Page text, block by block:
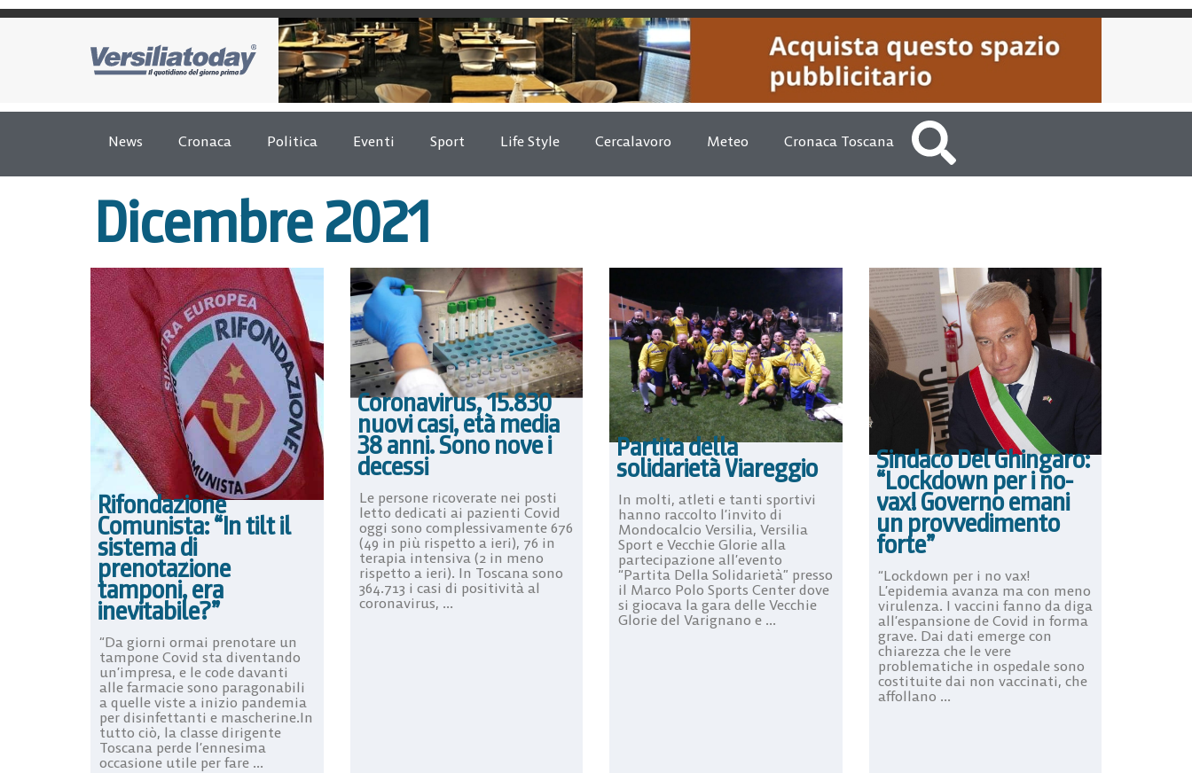
News Cronaca Politica Eventi Sport Life Style Cercalavoro Meteo Cronaca Toscana
Dicembre 2021
Rifondazione
Comunista: “In tilt il
sistema di
prenotazione
tamponi, era
inevitabile?”
“Da giorni ormai prenotare un
tampone Covid sta diventando
un’impresa, e le code davanti
alle farmacie sono paragonabili
a quelle viste a inizio pandemia
per disinfettanti e mascherine.In
tutto ciò, la classe dirigente
Toscana perde l’ennesima
occasione utile per fare ...
Coronavirus, 15.830
nuovi casi, età media
38 anni. Sono nove i
decessi
Le persone ricoverate nei posti
letto dedicati ai pazienti Covid
oggi sono complessivamente 676
(49 in più rispetto a ieri), 76 in
terapia intensiva (2 in meno
rispetto a ieri). In Toscana sono
364.713 i casi di positività al
coronavirus, ...
Partita della
solidarietà Viareggio
In molti, atleti e tanti sportivi
hanno raccolto l’invito di
Mondocalcio Versilia, Versilia
Sport e Vecchie Glorie alla
partecipazione all’evento
“Partita Della Solidarietà” presso
il Marco Polo Sports Center dove
si giocava la gara delle Vecchie
Glorie del Varignano e ...
Sindaco Del Ghingaro:
“Lockdown per i no-
vax! Governo emani
un provvedimento
forte”
“Lockdown per i no vax!
L’epidemia avanza ma con meno
virulenza. I vaccini fanno da diga
all’espansione de Covid in forma
grave. Dai dati emerge con
chiarezza che le vere
problematiche in ospedale sono
costituite dai non vaccinati, che
affollano ...